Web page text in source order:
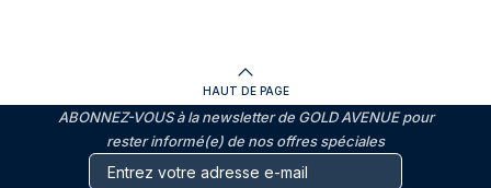
HAUT DE PAGE
ABONNEZ-VOUS à la newsletter de GOLD AVENUE pour
rester informé(e) de nos offres spéciales